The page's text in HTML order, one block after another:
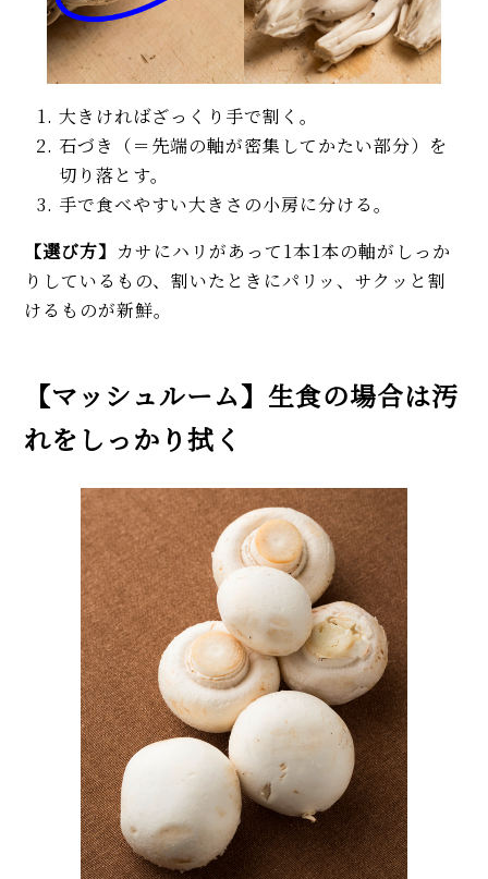
大きければざっくり手で割く。
石づき（＝先端の軸が密集してかたい部分）を
切り落とす。
手で食べやすい大きさの小房に分ける。
【選び方】 カサにハリがあって1本1本の軸がしっか
りしているもの、割いたときにパリッ、サクッと割
けるものが新鮮。
【マッシュルーム】生食の場合は汚
れをしっかり拭く